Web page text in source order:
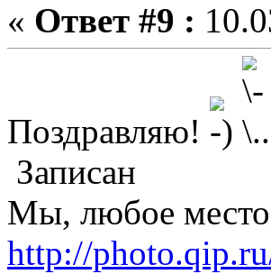
« Ответ #9 :
Поздравляю!
Записан
Мы, любое место
http://